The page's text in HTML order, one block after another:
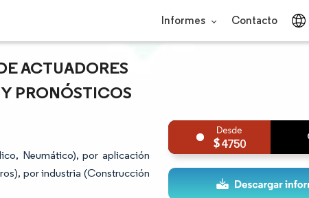
Informes Contacto
ACTUADORES
PRONÓSTICOS
Neumático), por aplicación
por industria (Construcción
4750